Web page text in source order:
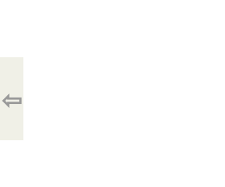
⇦